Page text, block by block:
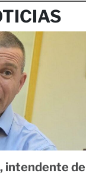
intendente de